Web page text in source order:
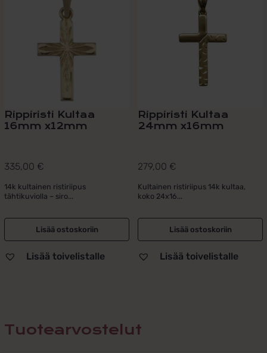
Rippiristi Kultaa
16mm x12mm
335,00 €
14k kultainen ristiriipus
tähtikuviolla – siro...
Lisää ostoskoriin
Lisää toivelistalle
Rippiristi Kultaa
24mm x16mm
279,00 €
Kultainen ristiriipus 14k kultaa,
koko 24x16...
Lisää ostoskoriin
Lisää toivelistalle
Tuotearvostelut